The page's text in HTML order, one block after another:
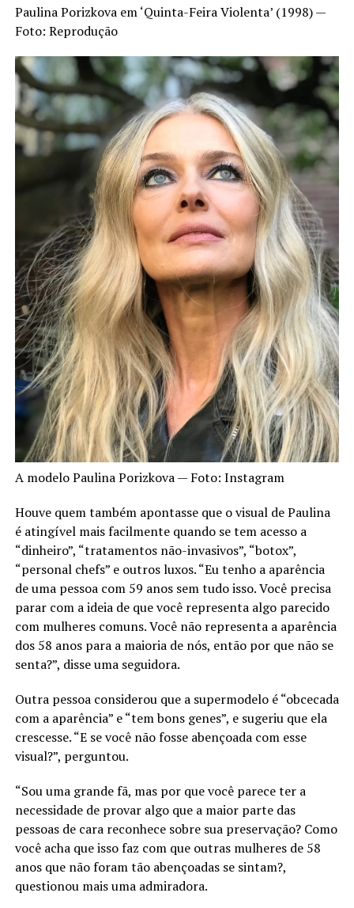
Paulina Porizkova em ‘Quinta-Feira Violenta’ (1998) —
Foto: Reprodução
A modelo Paulina Porizkova — Foto: Instagram
Houve quem também apontasse que o visual de Paulina
é atingível mais facilmente quando se tem acesso a
“dinheiro”, “tratamentos não-invasivos”, “botox”,
“personal chefs” e outros luxos. “Eu tenho a aparência
de uma pessoa com 59 anos sem tudo isso. Você precisa
parar com a ideia de que você representa algo parecido
com mulheres comuns. Você não representa a aparência
dos 58 anos para a maioria de nós, então por que não se
senta?”, disse uma seguidora.
Outra pessoa considerou que a supermodelo é “obcecada
com a aparência” e “tem bons genes”, e sugeriu que ela
crescesse. “E se você não fosse abençoada com esse
visual?”, perguntou.
“Sou uma grande fã, mas por que você parece ter a
necessidade de provar algo que a maior parte das
pessoas de cara reconhece sobre sua preservação? Como
você acha que isso faz com que outras mulheres de 58
anos que não foram tão abençoadas se sintam?,
questionou mais uma admiradora.